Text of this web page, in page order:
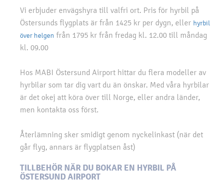
Vi erbjuder envägshyra till valfri ort. Pris för hyrbil på
Östersunds flygplats är från 1425 kr per dygn, eller hyrbil
över helgen från 1795 kr från fredag kl. 12.00 till måndag
kl. 09.00
Hos MABI Östersund Airport hittar du flera modeller av
hyrbilar som tar dig vart du än önskar. Med våra hyrbilar
är det okej att köra över till Norge, eller andra länder,
men kontakta oss först.
Återlämning sker smidigt genom nyckelinkast (när det
går flyg, annars är flygplatsen åst)
TILLBEHÖR NÄR DU BOKAR EN HYRBIL PÅ
ÖSTERSUND AIRPORT